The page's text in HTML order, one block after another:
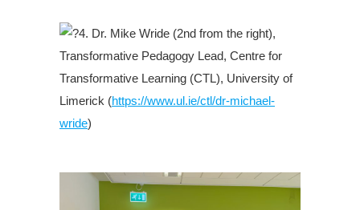
4. Dr. Mike Wride (2nd from the right),
Transformative Pedagogy Lead, Centre for
Transformative Learning (CTL), University of
Limerick (https://www.ul.ie/ctl/dr-michael-
wride)